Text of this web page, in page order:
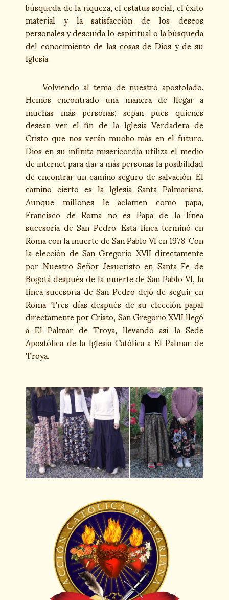
búsqueda de la riqueza, el estatus social, el éxito
material y la satisfacción de los deseos
personales y descuida lo espiritual o la búsqueda
del conocimiento de las cosas de Dios y de su
Iglesia.
Volviendo al tema de nuestro apostolado.
Hemos encontrado una manera de llegar a
muchas más personas; sepan pues quienes
desean ver el fin de la Iglesia Verdadera de
Cristo que nos verán mucho más en el futuro.
Dios en su infinita misericordia utiliza el medio
de internet para dar a más personas la posibilidad
de encontrar un camino seguro de salvación. El
camino cierto es la Iglesia Santa Palmariana.
Aunque millones le aclamen como papa,
Francisco de Roma no es Papa de la línea
sucesoria de San Pedro. Esta línea terminó en
Roma con la muerte de San Pablo VI en 1978. Con
la elección de San Gregorio XVII directamente
por Nuestro Señor Jesucristo en Santa Fe de
Bogotá después de la muerte de San Pablo VI, la
línea sucesoria de San Pedro dejó de seguir en
Roma. Tres días después de su elección papal
directamente por Cristo, San Gregorio XVII llegó
a El Palmar de Troya, llevando así la Sede
Apostólica de la Iglesia Católica a El Palmar de
Troya.